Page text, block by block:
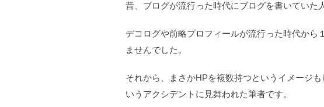
昔、ブログが流行った時代にブログを書いていた
デコログや前略プロフィールが流行った時代か
ませんでした。
それから、まさかHPを複数持つというイメージ
いうアクシデントに見舞われた筆者です。